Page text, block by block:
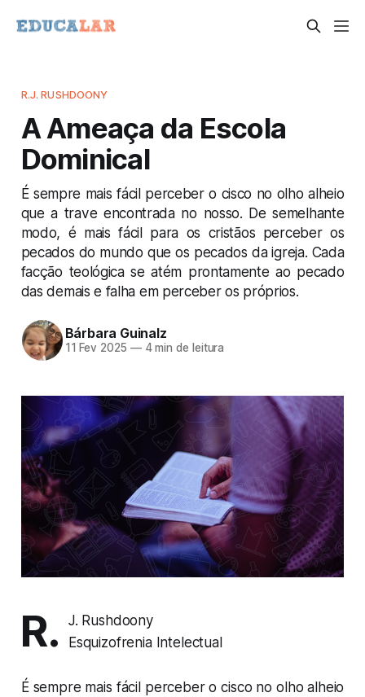
R.J. RUSHDOONY
A Ameaça da Escola
Dominical
É sempre mais fácil perceber o cisco no olho alheio
que a trave encontrada no nosso. De semelhante
modo, é mais fácil para os cristãos perceber os
pecados do mundo que os pecados da igreja. Cada
facção teológica se atém prontamente ao pecado
das demais e falha em perceber os próprios.
Bárbara Guinalz
11 Fev 2025 —4 min de leitura
R.
J. Rushdoony
Esquizofrenia Intelectual
É sempre mais fácil perceber o cisco no olho alheio